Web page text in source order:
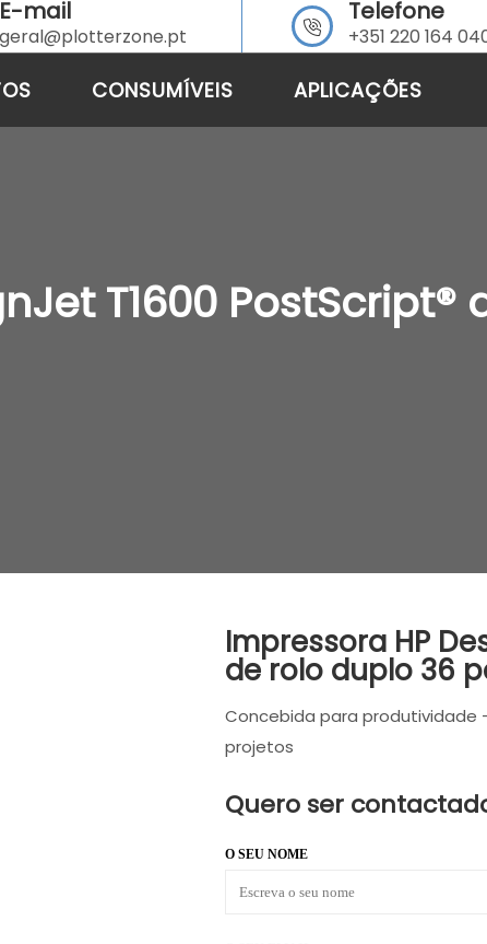
E-mail
geral@plotterzone.pt
Telefone
+351 220 164
CONSUMÍVEIS APLICAÇÕES
T1600
Impressora HP
de rolo duplo 36
Concebida para produtividade
projetos
Quero ser
O SEU NOME